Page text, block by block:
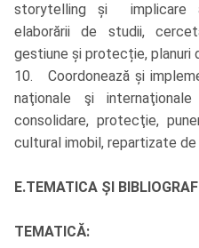
storytelling și implicare
elaborării de studii,
gestiune și protecție,
10. Coordonează și
naţionale şi
consolidare, protecţie,
cultural imobil, repartizate
E.TEMATICA ȘI
TEMATICĂ: